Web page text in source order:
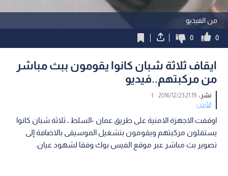
من الفيديو
0
0
ايقاف ثلاثة شبان كانوا يقومون ببث مباشر
من مركبتهم..فيديو
نشر :21:19 2016/12/23
|
الأردن
اوقفت الاجهزة الامنية على طريق عمان -السلط ، ثلاثة شبان كانوا
يستقلون مركبتهم ويقومون بتشغيل الموسيقى بالاضافة إلى
تصوير بث مباشر عبر موقع الفيس بوك وفقا لشهود عيان.